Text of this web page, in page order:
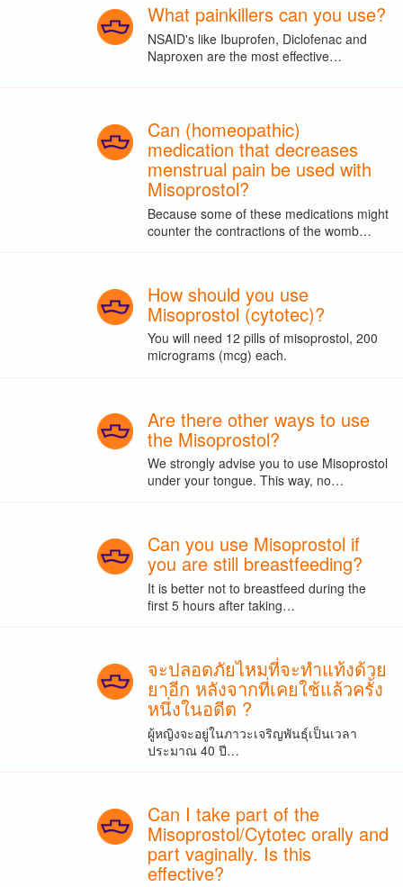
What painkillers can you use?
NSAID's like Ibuprofen, Diclofenac and
Naproxen are the most effective…
Can (homeopathic)
medication that decreases
menstrual pain be used with
Misoprostol?
Because some of these medications might
counter the contractions of the womb…
How should you use
Misoprostol (cytotec)?
You will need 12 pills of misoprostol, 200
micrograms (mcg) each.
Are there other ways to use
the Misoprostol?
We strongly advise you to use Misoprostol
under your tongue. This way, no…
Can you use Misoprostol if
you are still breastfeeding?
It is better not to breastfeed during the
first 5 hours after taking…
จะปลอดภัยไหมที่จะทำแท้งด้วย
ยาอีก หลังจากที่เคยใช้แล้วครั้ง
หนึ่งในอดีต ?
ผู้หญิงจะอยู่ในภาวะเจริญพันธุ์เป็นเวลา
ประมาณ 40 ปี…
Can I take part of the
Misoprostol/Cytotec orally and
part vaginally. Is this
effective?